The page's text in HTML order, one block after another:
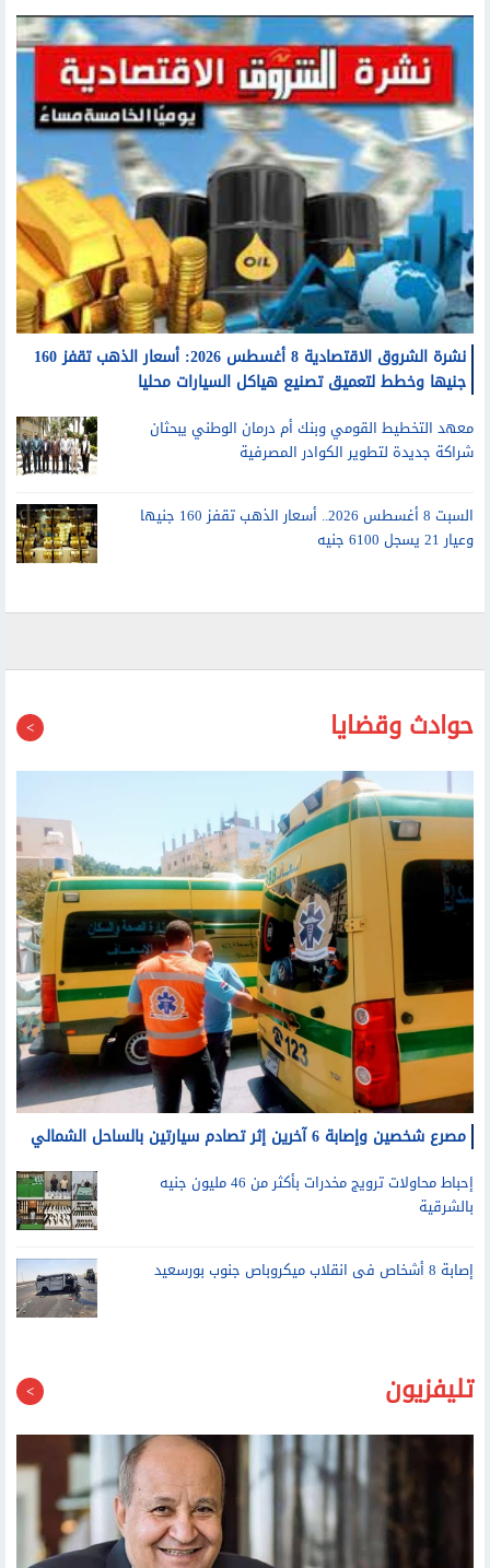
نشرة الشروق الاقتصادية 8 أغسطس 2026: أسعار الذهب تقفز 160
جنيها وخطط لتعميق تصنيع هياكل السيارات محليا
معهد التخطيط القومي وبنك أم درمان الوطني يبحثان
شراكة جديدة لتطوير الكوادر المصرفية
السبت 8 أغسطس 2026.. أسعار الذهب تقفز 160 جنيها
وعيار 21 يسجل 6100 جنيه
حوادث وقضايا
مصرع شخصين وإصابة 6 آخرين إثر تصادم سيارتين بالساحل الشمالي
إحباط محاولات ترويج مخدرات بأكثر من 46 مليون جنيه
بالشرقية
إصابة 8 أشخاص فى انقلاب ميكروباص جنوب بورسعيد
تليفزيون